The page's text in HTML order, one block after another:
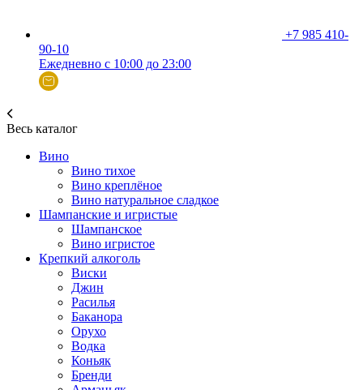
+7 985 410-
90-10
Ежедневно с 10:00 до 23:00
Весь каталог
Вино
Вино тихое
Вино креплёное
Вино натуральное сладкое
Шампанские и игристые
Шампанское
Вино игристое
Крепкий алкоголь
Виски
Джин
Расилья
Баканора
Орухо
Водка
Коньяк
Бренди